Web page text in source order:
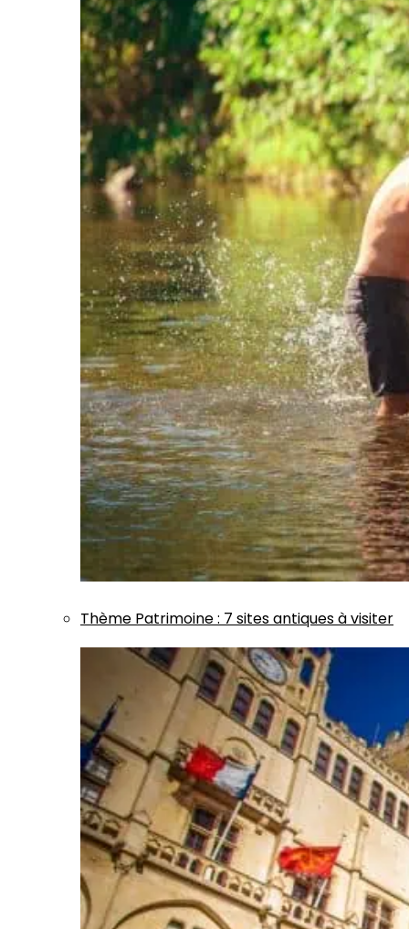
Thème Patrimoine: 7 sites antiques à visiter